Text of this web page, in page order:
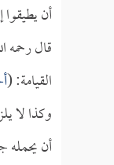
أن
قال رحمه
القيامة: (
وكذا لا
أن يحمله